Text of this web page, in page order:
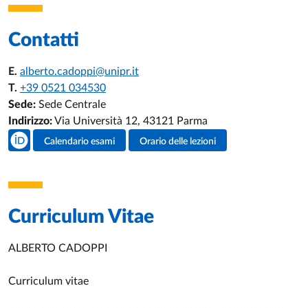
Contatti
E. alberto.cadoppi@unipr.it
T. +39 0521 034530
Sede: Sede Centrale
Indirizzo:Via Università 12, 43121 Parma
Social del docente
Calendario esami Orario delle lezioni
Curriculum Vitae
ALBERTO CADOPPI
Curriculum vitae